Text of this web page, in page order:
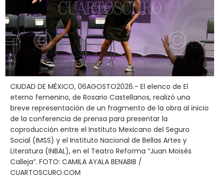
CIUDAD DE MÉXICO, 06AGOSTO2026.- El elenco de El
eterno femenino, de Rosario Castellanos, realizó una
breve representación de un fragmento de la obra al inicio
de la conferencia de prensa para presentar la
coproducción entre el Instituto Mexicano del Seguro
Social (IMSS) y el Instituto Nacional de Bellas Artes y
Literatura (INBAL), en el Teatro Reforma “Juan Moisés
Calleja”. FOTO: CAMILA AYALA BENABIB /
CUARTOSCURO.COM